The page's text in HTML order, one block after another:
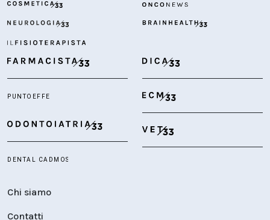
Chi siamo
Contatti